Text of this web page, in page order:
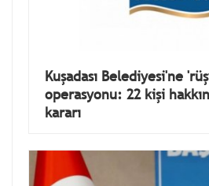
Kuşadası Belediyesi'ne
operasyonu: 22 kişi
kararı